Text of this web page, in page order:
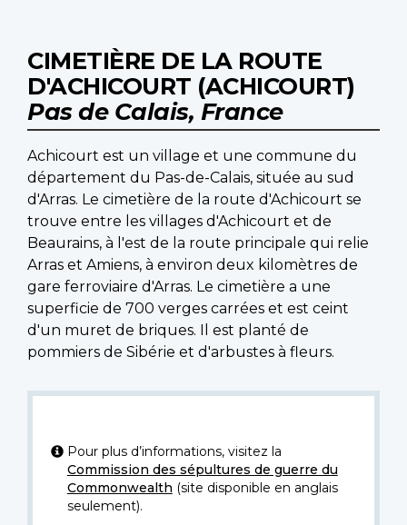
CIMETIÈRE DE LA ROUTE
D'ACHICOURT (ACHICOURT)
Pas de Calais, France
Achicourt est un village et une commune du
département du Pas-de-Calais, située au sud
d'Arras. Le cimetière de la route d'Achicourt se
trouve entre les villages d'Achicourt et de
Beaurains, à l'est de la route principale qui relie
Arras et Amiens, à environ deux kilomètres de
gare ferroviaire d'Arras. Le cimetière a une
superficie de 700 verges carrées et est ceint
d'un muret de briques. Il est planté de
pommiers de Sibérie et d'arbustes à fleurs.
Pour plus d’informations, visitez la
Commission des sépultures de guerre du
Commonwealth (site disponible en anglais
seulement).